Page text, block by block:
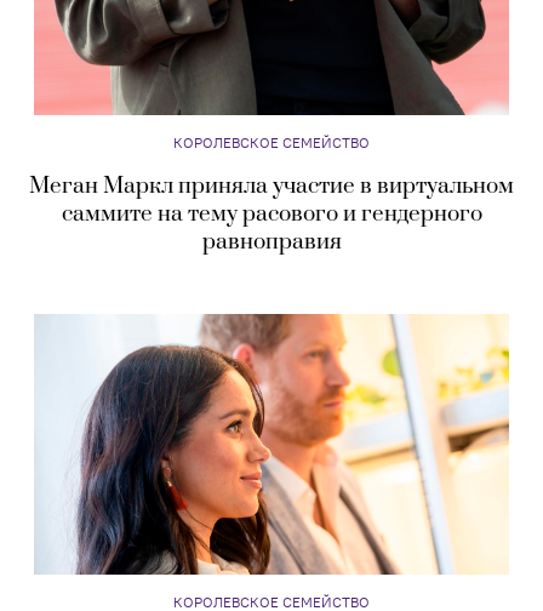
КОРОЛЕВСКОЕ СЕМЕЙСТВО
Меган Маркл приняла участие в виртуальном
саммите на тему расового и гендерного
равноправия
КОРОЛЕВСКОЕ СЕМЕЙСТВО